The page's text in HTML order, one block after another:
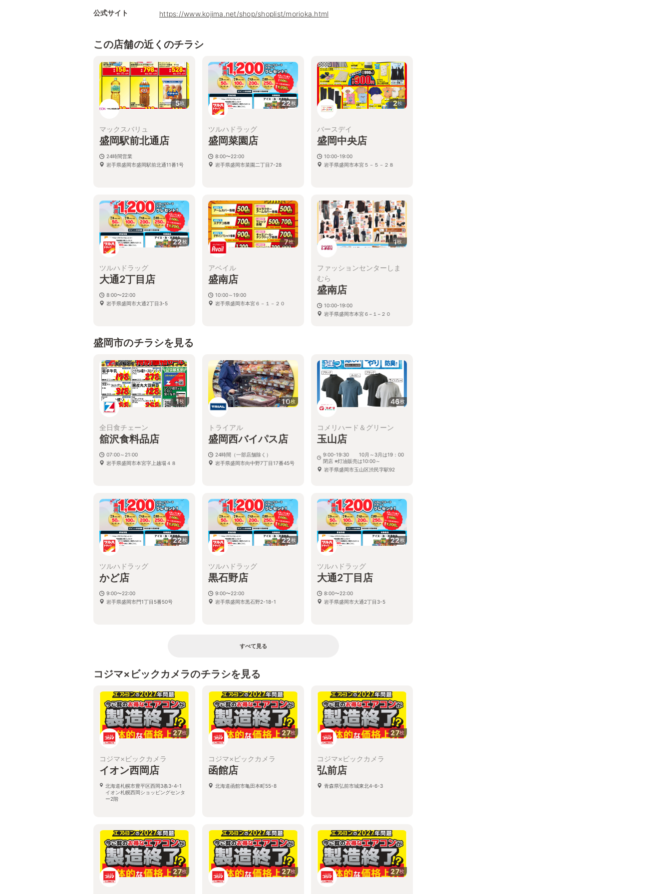
公式サイト https://www.kojima.net/shop/shoplist/morioka.html
この店舗の近くのチラシ
5枚
マックスバリュ
盛岡駅前北通店
24時間営業
岩手県盛岡市盛岡駅前北通11番1号
22枚
ツルハドラッグ
盛岡菜園店
8:00〜22:00
岩手県盛岡市菜園二丁目7-28
2枚
バースデイ
盛岡中央店
10:00-19:00
岩手県盛岡市本宮５－５－２８
22枚
ツルハドラッグ
大通2丁目店
8:00〜22:00
岩手県盛岡市大通2丁目3-5
7枚
アベイル
盛南店
10:00～19:00
岩手県盛岡市本宮６－１－２０
1枚
ファッションセンターしま
むら
盛南店
10:00-19:00
岩手県盛岡市本宮６−１−２０
盛岡市のチラシを見る
1枚
全日食チェーン
舘沢食料品店
07:00～21:00
岩手県盛岡市本宮字上越場４８
10枚
トライアル
盛岡西バイパス店
24時間（一部店舗除く）
岩手県盛岡市向中野7丁目17番45号
46枚
コメリハード＆グリーン
玉山店
9:00-19:30 10月～3月は19：00
閉店 ※灯油販売は10:00～
岩手県盛岡市玉山区渋民字駅92
22枚
ツルハドラッグ
かど店
9:00〜22:00
岩手県盛岡市門1丁目5番50号
22枚
ツルハドラッグ
黒石野店
9:00〜22:00
岩手県盛岡市黒石野2-18-1
22枚
ツルハドラッグ
大通2丁目店
8:00〜22:00
岩手県盛岡市大通2丁目3-5
すべて見る
コジマ×ビックカメラのチラシを見る
27枚
コジマ×ビックカメラ
イオン西岡店
北海道札幌市豊平区西岡3条3-4-1
イオン札幌西岡ショッピングセンタ
ー2階
27枚
コジマ×ビックカメラ
函館店
北海道函館市亀田本町55-8
27枚
コジマ×ビックカメラ
弘前店
青森県弘前市城東北4-6-3
27枚 27枚 27枚